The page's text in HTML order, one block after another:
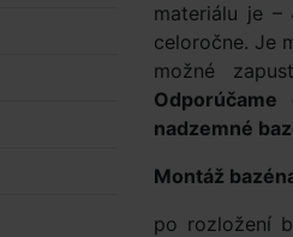
materiálu je
celoročne. Je
možné
nadzemné
Montáž
po rozložení